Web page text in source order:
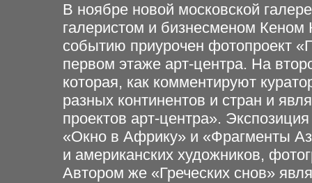
В ноябре новой московской
галеристом и бизнесменом
событию приурочен фотопроект
первом этаже арт-центра. На
которая, как комментируют
разных континентов и стран и
проектов арт-центра».
«Окно в Африку» и «Фрагменты
и американских художников,
Автором же «Греческих снов»